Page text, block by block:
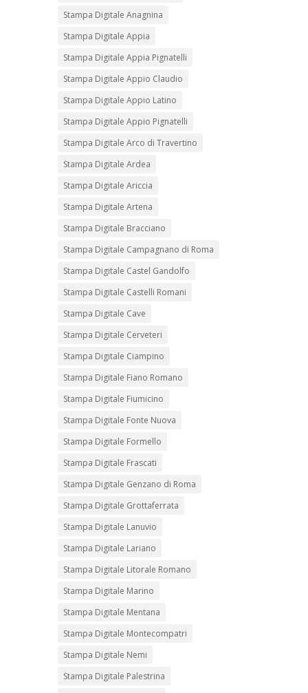
Stampa Digitale Anagnina
Stampa Digitale Appia
Stampa Digitale Appia Pignatelli
Stampa Digitale Appio Claudio
Stampa Digitale Appio Latino
Stampa Digitale Appio Pignatelli
Stampa Digitale Arco di Travertino
Stampa Digitale Ardea
Stampa Digitale Ariccia
Stampa Digitale Artena
Stampa Digitale Bracciano
Stampa Digitale Campagnano di Roma
Stampa Digitale Castel Gandolfo
Stampa Digitale Castelli Romani
Stampa Digitale Cave
Stampa Digitale Cerveteri
Stampa Digitale Ciampino
Stampa Digitale Fiano Romano
Stampa Digitale Fiumicino
Stampa Digitale Fonte Nuova
Stampa Digitale Formello
Stampa Digitale Frascati
Stampa Digitale Genzano di Roma
Stampa Digitale Grottaferrata
Stampa Digitale Lanuvio
Stampa Digitale Lariano
Stampa Digitale Litorale Romano
Stampa Digitale Marino
Stampa Digitale Mentana
Stampa Digitale Montecompatri
Stampa Digitale Nemi
Stampa Digitale Palestrina